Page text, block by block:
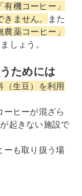
機コーヒー」
ません。
また
農薬コーヒー」
しょう。
ためには
（生豆）を利用
ヒーが混ざら
起きない施設で
ーも取り扱う場